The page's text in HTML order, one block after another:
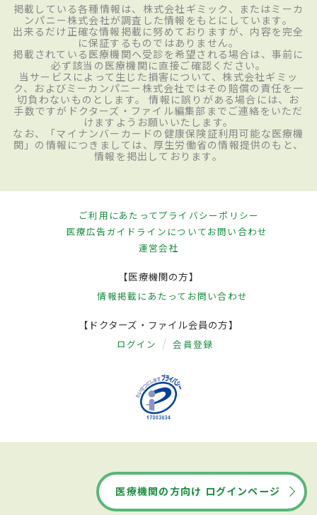
掲載している各種情報は、株式会社ギミック、またはミーカ
ンパニー株式会社が調査した情報をもとにしています。
出来るだけ正確な情報掲載に努めておりますが、内容を完全
に保証するものではありません。
掲載されている医療機関へ受診を希望される場合は、事前に
必ず該当の医療機関に直接ご確認ください。
当サービスによって生じた損害について、株式会社ギミッ
ク、およびミーカンパニー株式会社ではその賠償の責任を一
切負わないものとします。 情報に誤りがある場合には、お
手数ですがドクターズ・ファイル編集部までご連絡をいただ
けますようお願いいたします。
なお、「マイナンバーカードの健康保険証利用可能な医療機
関」の情報につきましては、厚生労働省の情報提供のもと、
情報を掲出しております。
ご利用にあたってプライバシーポリシー
医療広告ガイドラインについてお問い合わせ
運営会社
【医療機関の方】
情報掲載にあたって お問い合わせ
【ドクターズ・ファイル会員の方】
ログイン 会員登録
医療機関の方向け ログインページ